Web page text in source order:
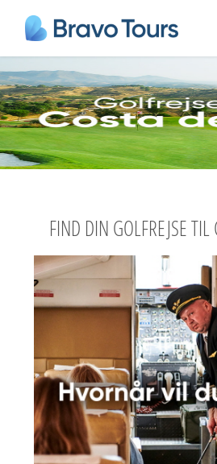
FIND DIN GOLFREJSE TIL